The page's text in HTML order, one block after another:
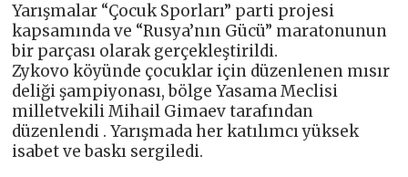
Yarışmalar “Çocuk Sporları” parti projesi
kapsamında ve “Rusya’nın Gücü” maratonunun
bir parçası olarak gerçekleştirildi.
Zykovo köyünde çocuklar için düzenlenen mısır
deliği şampiyonası, bölge Yasama Meclisi
milletvekili Mihail Gimaev tarafından
düzenlendi . Yarışmada her katılımcı yüksek
isabet ve baskı sergiledi.